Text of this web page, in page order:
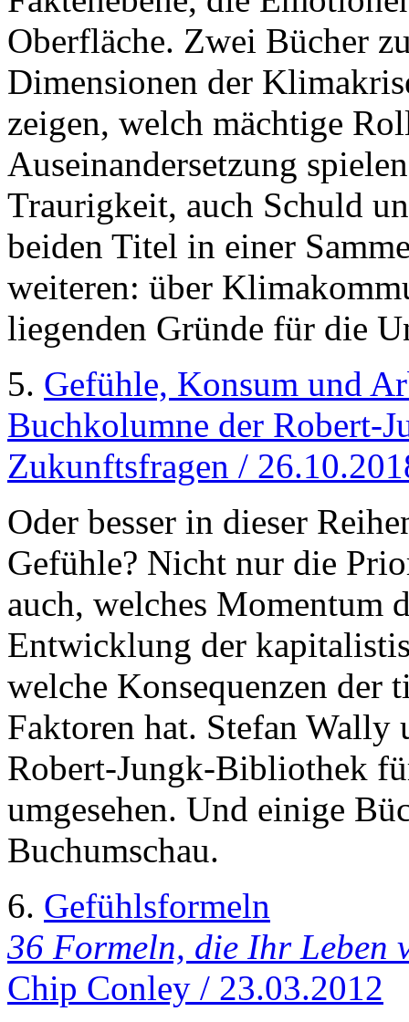
Oberfläche. Zwei Bücher
Dimensionen der
zeigen, welch mächtige
Auseinandersetzung
Traurigkeit, auch Schuld
beiden Titel in einer
weiteren: über
liegenden Gründe für die
5. Gefühle, Konsum und
Buchkolumne der Robert-
Zukunftsfragen /
Oder besser in dieser
Gefühle? Nicht nur die
auch, welches Momentum
Entwicklung der
welche Konsequenzen der
Faktoren hat. Stefan
Robert-Jungk-Bibliothek
umgesehen. Und einige
Buchumschau.
6. Gefühlsformeln
36 Formeln, die Ihr Leben
Chip Conley / 23.03.2012